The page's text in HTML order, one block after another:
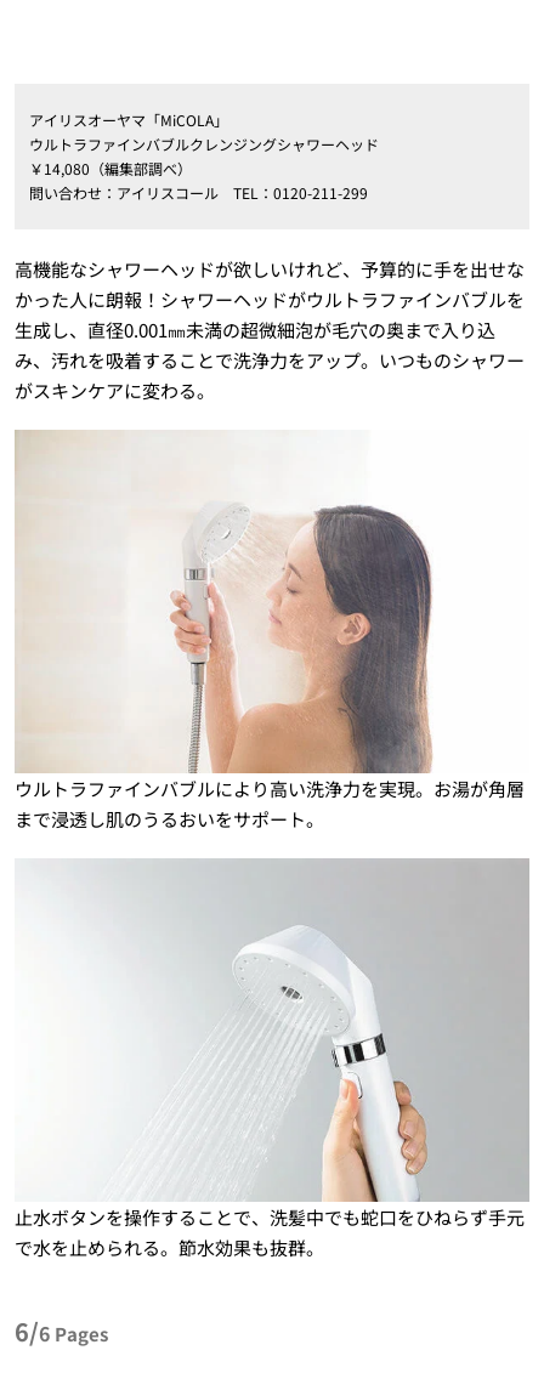
アイリスオーヤマ「MiCOLA」
ウルトラファインバブルクレンジングシャワーヘッド
￥14,080（編集部調べ）
問い合わせ：アイリスコール TEL：0120-211-299
高機能なシャワーヘッドが欲しいけれど、予算的に手を出せな
かった人に朗報！シャワーヘッドがウルトラファインバブルを
生成し、直径0.001㎜未満の超微細泡が毛穴の奥まで入り込
み、汚れを吸着することで洗浄力をアップ。いつものシャワー
がスキンケアに変わる。
ウルトラファインバブルにより高い洗浄力を実現。お湯が角層
まで浸透し肌のうるおいをサポート。
止水ボタンを操作することで、洗髪中でも蛇口をひねらず手元
で水を止められる。節水効果も抜群。
6/6 Pages